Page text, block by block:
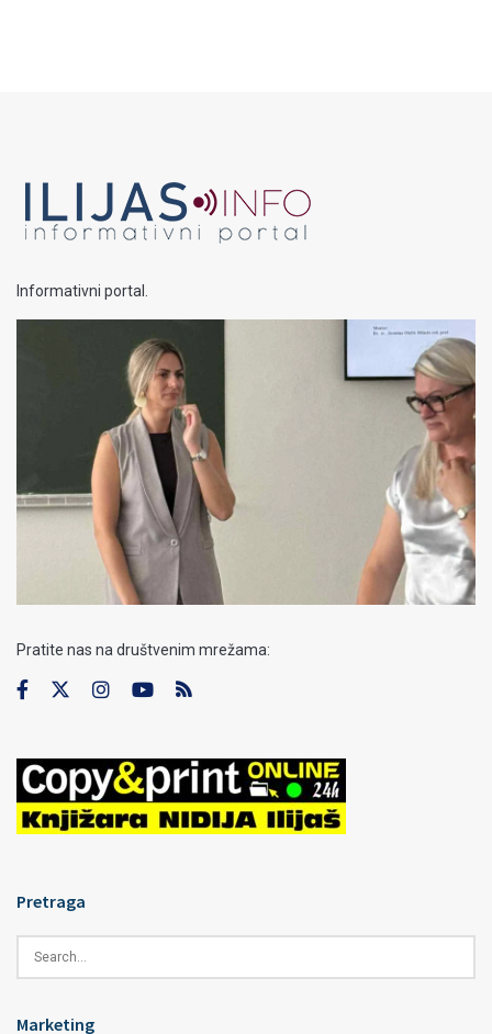
Informativni portal.
Pratite nas na društvenim mrežama:
Pretraga
Marketing